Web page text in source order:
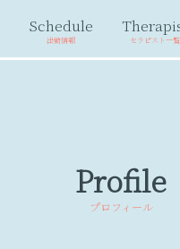
Schedule
出勤情報 セラピスト一覧
Profile
プロフィール